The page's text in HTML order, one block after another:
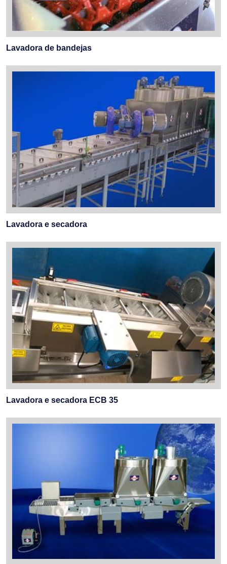
Lavadora de bandejas
Lavadora e secadora
Lavadora e secadora ECB 35